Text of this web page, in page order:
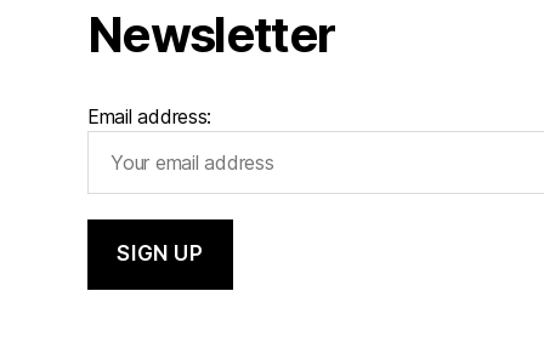
Newsletter
Email address: